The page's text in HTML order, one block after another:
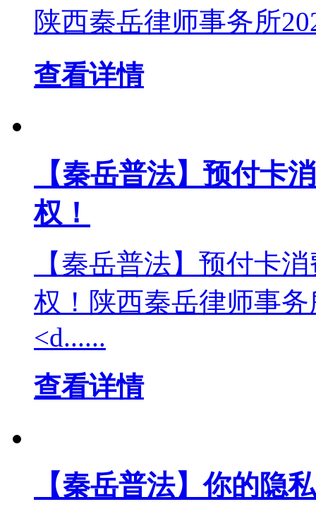
陕西秦岳律师事务所
查看详情
【秦岳普法】预付卡
权！
【秦岳普法】预付卡
权！陕西秦岳律师事务
<d......
查看详情
【秦岳普法】你的隐